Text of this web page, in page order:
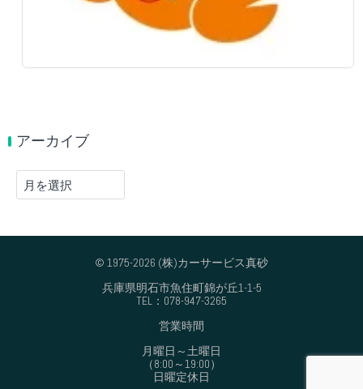
アーカイブ
ア
ー
イ
© 1975-2026 (株)カーサービス真砂
兵庫県明石市魚住町錦が丘1-1-5
TEL：078-947-3265
営業時間
月曜日～土曜日
（8:00～19:00）
日曜定休日